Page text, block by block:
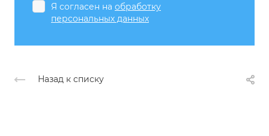
Я согласен на обработку
персональных данных
Назад к списку